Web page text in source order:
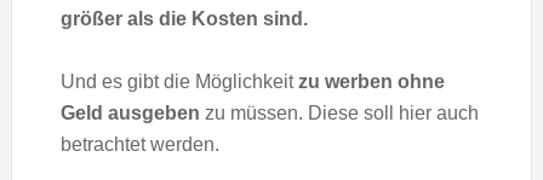
größer als die Kosten sind.
Und es gibt die Möglichkeitzu werben ohne
Geld ausgeben zu müssen. Diese soll hier auch
betrachtet werden.